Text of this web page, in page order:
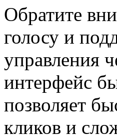
Обратите
голосу и
управления
интерфейс
позволяет
кликов и